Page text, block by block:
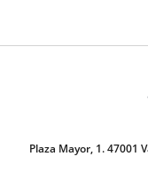
Plaza Mayor, 1. 47001